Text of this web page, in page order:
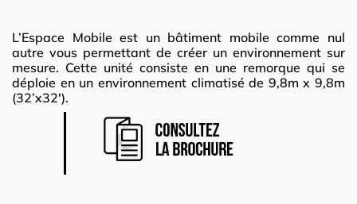
L’Espace Mobile est un bâtiment mobile comme nul
autre vous permettant de créer un environnement sur
mesure. Cette unité consiste en une remorque qui se
déploie en un environnement climatisé de 9,8m x 9,8m
(32’x32′).